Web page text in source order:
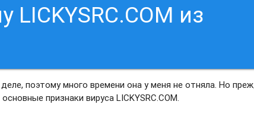
LICKYSRC.COM из
поэтому много времени она у меня не отняла. Но
признаки вируса LICKYSRC.COM.